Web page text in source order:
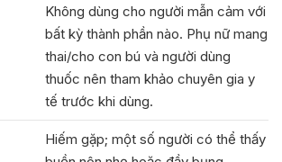
Không dùng cho người mẫn cảm với
bất kỳ thành phần nào. Phụ nữ mang
thai/cho con bú và người dùng
thuốc nên tham khảo chuyên gia y
tế trước khi dùng.
Hiếm gặp; một số người có thể thấy